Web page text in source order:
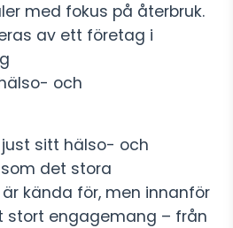
med fokus på återbruk.
av ett företag i
och
sitt hälso- och
det stora
kända för, men innanför
stort engagemang – från